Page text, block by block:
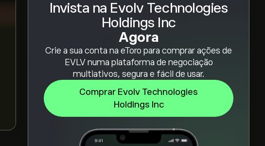
Invista na Evolv Technologies
Holdings Inc
Agora
Crie a sua conta na eToro para comprar ações de
EVLV numa plataforma de negociação
multiativos, segura e fácil de usar.
Comprar Evolv Technologies
Holdings Inc